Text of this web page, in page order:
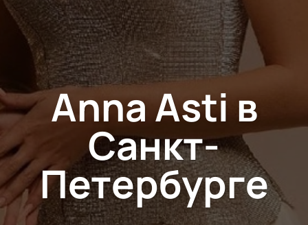
Anna Asti в
Санкт-
Петербурге